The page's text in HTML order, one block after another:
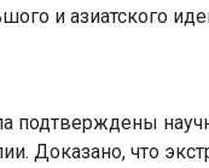
и азиатского
подтверждены
Доказано, что